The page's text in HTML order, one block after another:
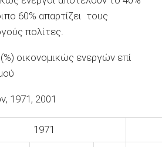
60% απαρτίζει τους
πολίτες.
οικονομικώς ενεργών επί
1971, 2001